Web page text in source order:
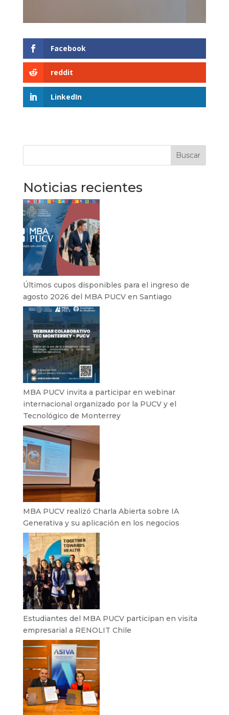
Facebook
reddit
LinkedIn
Buscar
Noticias recientes
Últimos cupos disponibles para el ingreso de
agosto 2026 del MBA PUCV en Santiago
MBA PUCV invita a participar en webinar
internacional organizado por la PUCV y el
Tecnológico de Monterrey
MBA PUCV realizó Charla Abierta sobre IA
Generativa y su aplicación en los negocios
Estudiantes del MBA PUCV participan en visita
empresarial a RENOLIT Chile